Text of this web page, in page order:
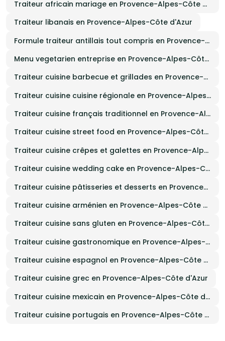
Traiteur africain mariage en Provence-Alpes-Côte d'Azur
Traiteur libanais en Provence-Alpes-Côte d'Azur
Formule traiteur antillais tout compris en Provence-Alpes-Côte d'Azur
Menu vegetarien entreprise en Provence-Alpes-Côte d'Azur
Traiteur cuisine barbecue et grillades en Provence-Alpes-Côte d'Azur
Traiteur cuisine cuisine régionale en Provence-Alpes-Côte d'Azur
Traiteur cuisine français traditionnel en Provence-Alpes-Côte d'Azur
Traiteur cuisine street food en Provence-Alpes-Côte d'Azur
Traiteur cuisine crêpes et galettes en Provence-Alpes-Côte d'Azur
Traiteur cuisine wedding cake en Provence-Alpes-Côte d'Azur
Traiteur cuisine pâtisseries et desserts en Provence-Alpes-Côte d'Azur
Traiteur cuisine arménien en Provence-Alpes-Côte d'Azur
Traiteur cuisine sans gluten en Provence-Alpes-Côte d'Azur
Traiteur cuisine gastronomique en Provence-Alpes-Côte d'Azur
Traiteur cuisine espagnol en Provence-Alpes-Côte d'Azur
Traiteur cuisine grec en Provence-Alpes-Côte d'Azur
Traiteur cuisine mexicain en Provence-Alpes-Côte d'Azur
Traiteur cuisine portugais en Provence-Alpes-Côte d'Azur